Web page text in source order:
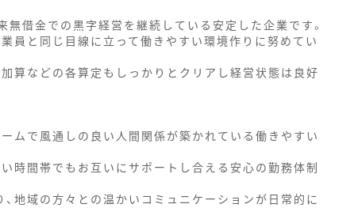
借金での黒字経営を継続している安定した企業です。
員と同じ目線に立って働きやすい環境作りに努めてい
算などの各算定もしっかりとクリアし経営状態は良好
ムで風通しの良い人間関係が築かれている働きやすい
時間帯でもお互いにサポートし合える安心の勤務体制
地域の方々との温かいコミュニケーションが日常的に